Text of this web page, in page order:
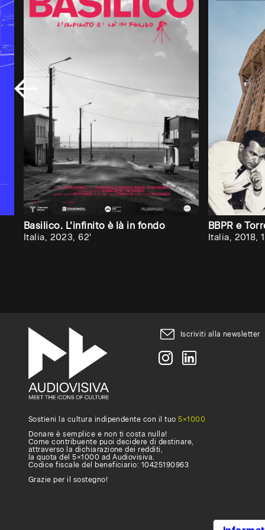
Basilico. L’infinito è là in fondo
Italia, 2023, 62'
BBPR e
Italia, 2018,
Iscriviti alla newsletter
Sostieni la cultura indipendente con il tuo5×1000
Donare è semplice e non ti costa nulla!
Come contribuente puoi decidere di destinare,
attraverso la dichiarazione dei redditi,
la quota del 5×1000 ad Audiovisiva.
Codice fiscale del beneficiario: 10425190963
Grazie per il sostegno!
risultato?
Se
vuoi
Audiovisiva
inviti
la
tua
università,
accademia
o
scuola
superiore
compila
questo